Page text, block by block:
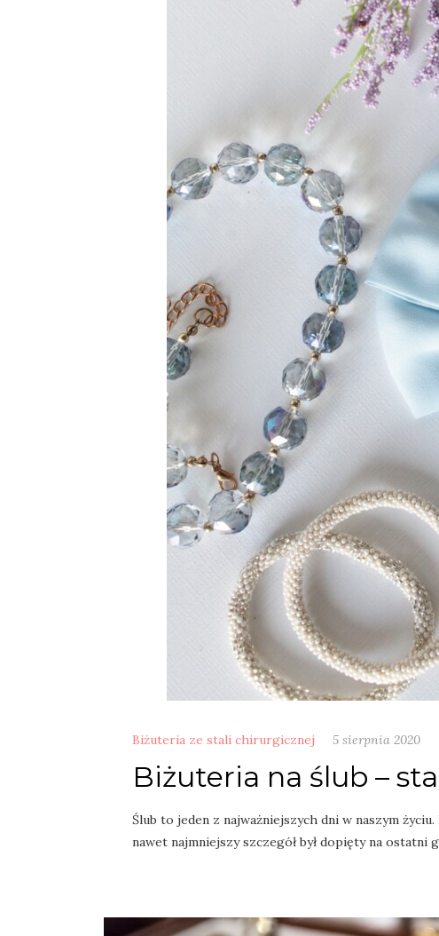
Biżuteria ze stali chirurgicznej 5 sierpnia 2020
Biżuteria na ślub –
Ślub to jeden z najważniejszych dni w naszym
nawet najmniejszy szczegół był dopięty na ostatni